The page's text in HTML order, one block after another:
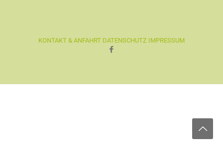
KONTAKT & ANFAHRT DATENSCHUTZ IMPRESSUM